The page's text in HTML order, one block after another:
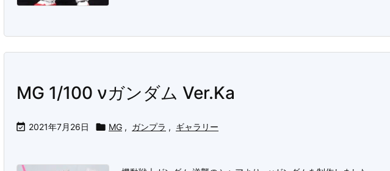
MG 1/100 νガンダム Ver.Ka
 2021年7月26日  MG , ガンプラ , ギャラリー